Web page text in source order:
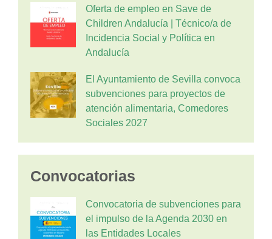
Oferta de empleo en Save de
Children Andalucía | Técnico/a de
Incidencia Social y Política en
Andalucía
El Ayuntamiento de Sevilla convoca
subvenciones para proyectos de
atención alimentaria, Comedores
Sociales 2027
Convocatorias
Convocatoria de subvenciones para
el impulso de la Agenda 2030 en
las Entidades Locales